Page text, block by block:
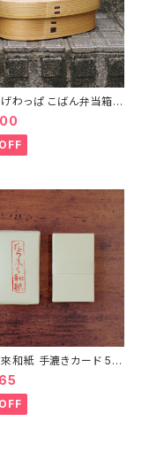
わっぱ こばん弁当箱
ょうび庵 秋田県大舘市
工芸品】【民藝品】【ギフ
ゼント】【父の日 お誕生
和紙 手漉きカード 50
伊予和紙】【愛媛県四国
【伝統工芸品】【民藝品】
プレゼント】【父の日 お